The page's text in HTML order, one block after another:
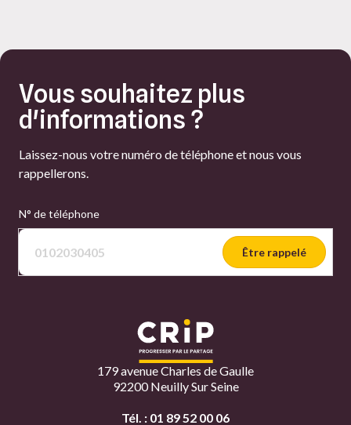
Vous souhaitez plus
d'informations ?
Laissez-nous votre numéro de téléphone et nous vous
rappellerons.
N° de téléphone
Être rappelé
179 avenue Charles de Gaulle
92200 Neuilly Sur Seine
Tél. : 01 89 52 00 06